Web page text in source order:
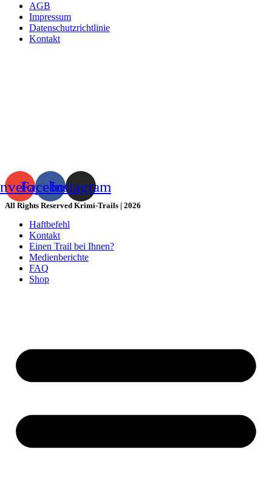
AGB
Impressum
Datenschutzrichtlinie
Kontakt
FacebookInstagram
All Rights Reserved Krimi-Trails | 2026
Haftbefehl
Kontakt
Einen Trail bei Ihnen?
Medienberichte
FAQ
Shop